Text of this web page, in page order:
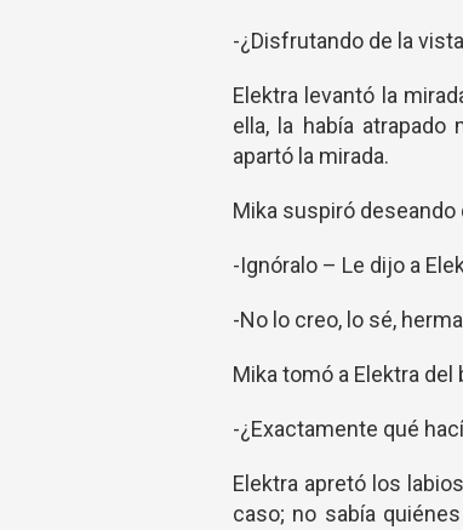
-¿Disfrutando de la
Elektra levantó la
ella, la había
apartó la mirada.
Mika suspiró
-Ignóralo – Le dijo a
-No lo creo, lo sé,
Mika tomó a Elektra
-¿Exactamente qué
Elektra apretó los
caso; no sabía